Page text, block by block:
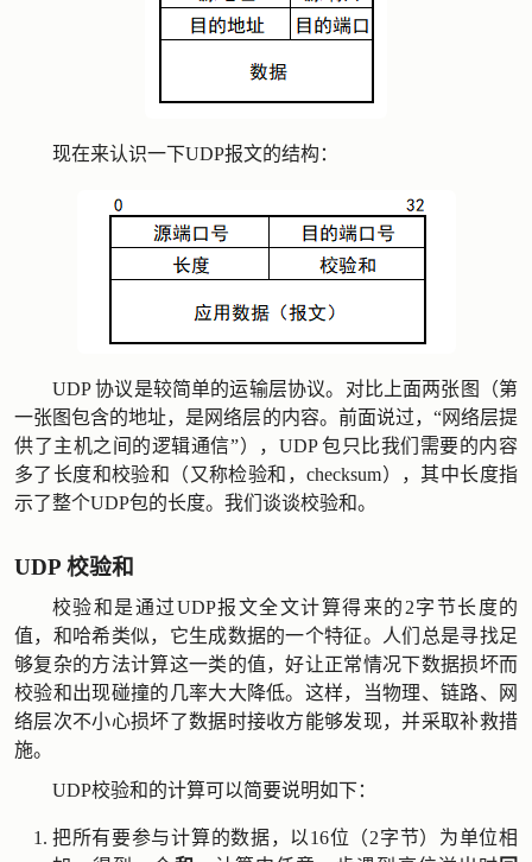
现在来认识一下UDP报文的结构：
UDP 协议是较简单的运输层协议。对比上面两张图（第
一张图包含的地址，是网络层的内容。前面说过，“网络层提
供了主机之间的逻辑通信”），UDP 包只比我们需要的内容
多了长度和校验和（又称检验和，checksum），其中长度指
示了整个UDP包的长度。我们谈谈校验和。
UDP 校验和
校验和是通过UDP报文全文计算得来的2字节长度的
值，和哈希类似，它生成数据的一个特征。人们总是寻找足
够复杂的方法计算这一类的值，好让正常情况下数据损坏而
校验和出现碰撞的几率大大降低。这样，当物理、链路、网
络层次不小心损坏了数据时接收方能够发现，并采取补救措
施。
UDP校验和的计算可以简要说明如下：
把所有要参与计算的数据，以16位（2字节）为单位相